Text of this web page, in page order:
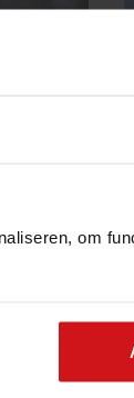
om